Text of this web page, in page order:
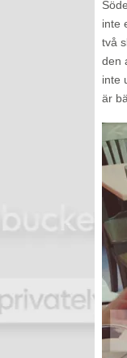
inte
två
den
inte
är